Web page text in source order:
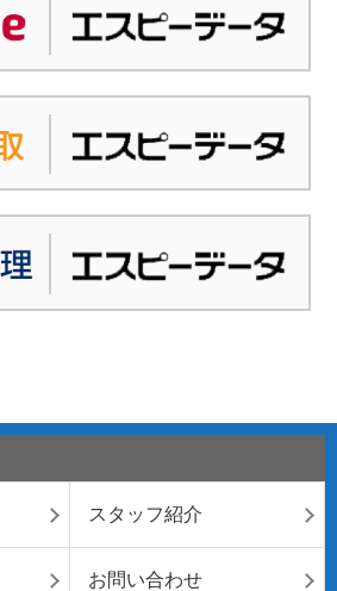
スタッフ紹介
お問い合わせ